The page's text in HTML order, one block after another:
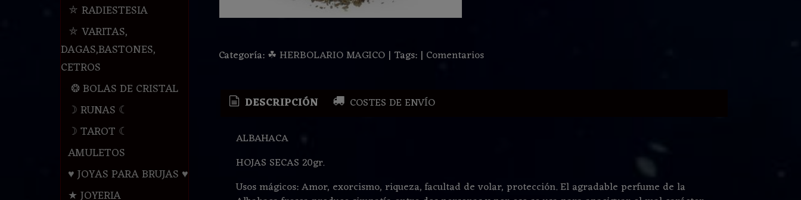
⛤ RADIESTESIA
⛤ VARITAS,
DAGAS,BASTONES,
CETROS
❂ BOLAS DE CRISTAL
☽ RUNAS ☾
☽ TAROT ☾
AMULETOS
♥ JOYAS PARA BRUJAS ♥
★ JOYERIA
Categoría: ☘ HERBOLARIO MAGICO| Tags: | Comentarios
DESCRIPCIÓN COSTES DE ENVÍO
ALBAHACA
HOJAS SECAS 20gr.
Usos mágicos: Amor, exorcismo, riqueza, facultad de volar, protección. El agradable perfume de la